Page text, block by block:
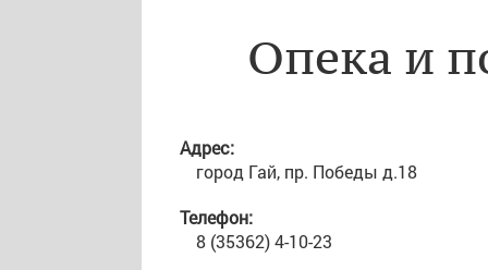
Опека и
Адрес:
город Гай, пр. Победы д.18
Телефон:
8 (35362) 4-10-23